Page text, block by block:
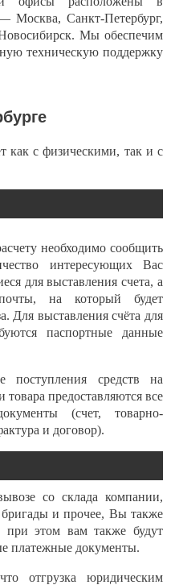
Москва, Санкт-Петербург,
Мы обеспечим
техническую поддержку
как с физическими, так и с
необходимо сообщить
интересующих Вас
для выставления счета, а
на который будет
Для выставления счёта для
паспортные данные
поступления средств на
предоставляются все
(счет, товарно-
и договор).
со склада компании,
и прочее, Вы также
при этом вам также будут
платежные документы.
отгрузка юридическим